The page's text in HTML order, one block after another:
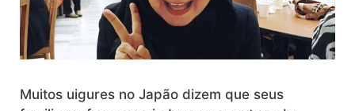
Muitos uigures no Japão dizem que seus